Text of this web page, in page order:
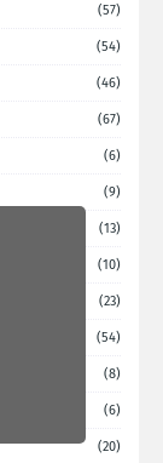
(57)
(54)
(46)
(67)
(6)
(9)
(13)
(10)
(23)
(54)
(8)
(6)
(20)